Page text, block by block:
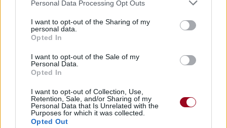
Personal Data Processing Opt Outs
I want to opt-out of the Sharing of my
personal data.
Opted In
I want to opt-out of the Sale of my
Personal Data.
Opted In
I want to opt-out of Collection, Use,
Retention, Sale, and/or Sharing of my
Personal Data that Is Unrelated with the
Purposes for which it was collected.
Opted Out
Fiancée à l'enténèbrement
[Refrain] x2
[Refrain] x2